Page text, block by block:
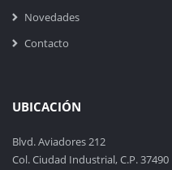
Novedades
Contacto
UBICACIÓN
Blvd. Aviadores 212
Col. Ciudad Industrial, C.P. 37490